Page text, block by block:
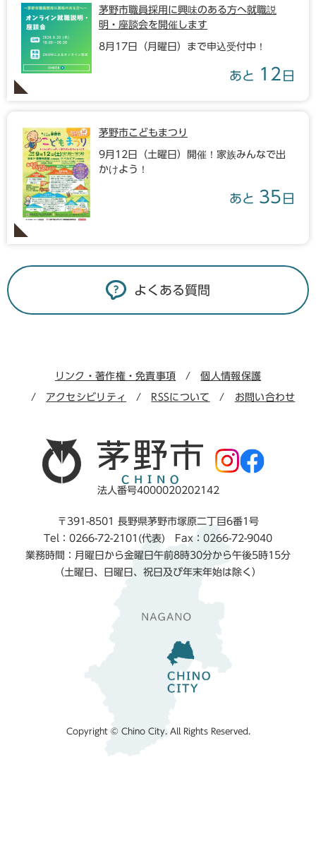
茅野市職員採用に興味のある方へ就職説
明・座談会を開催します
8月17日（月曜日）まで申込受付中！
あと 12 日
茅野市こどもまつり
9月12日（土曜日）開催！家族みんなで出
かけよう！
あと 35 日
よくある質問
リンク・著作権・免責事項 個人情報保護
アクセシビリティ RSSについて お問い合わせ
法人番号4000020202142
〒391-8501 長野県茅野市塚原二丁目6番1号
Tel：0266-72-2101(代表) Fax：0266-72-9040
業務時間：月曜日から金曜日午前8時30分から午後5時15分
（土曜日、日曜日、祝日及び年末年始は除く）
Copyright © Chino City. All Rights Reserved.